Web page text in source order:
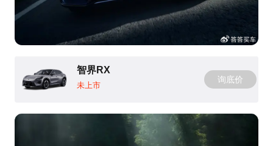
智界RX
未上市
询底价